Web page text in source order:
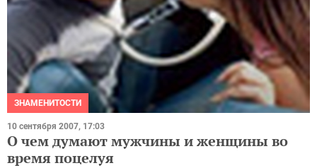
ЗНАМЕНИТОСТИ
10 сентября 2007, 17:03
О чем думают мужчины и женщины во
время поцелуя